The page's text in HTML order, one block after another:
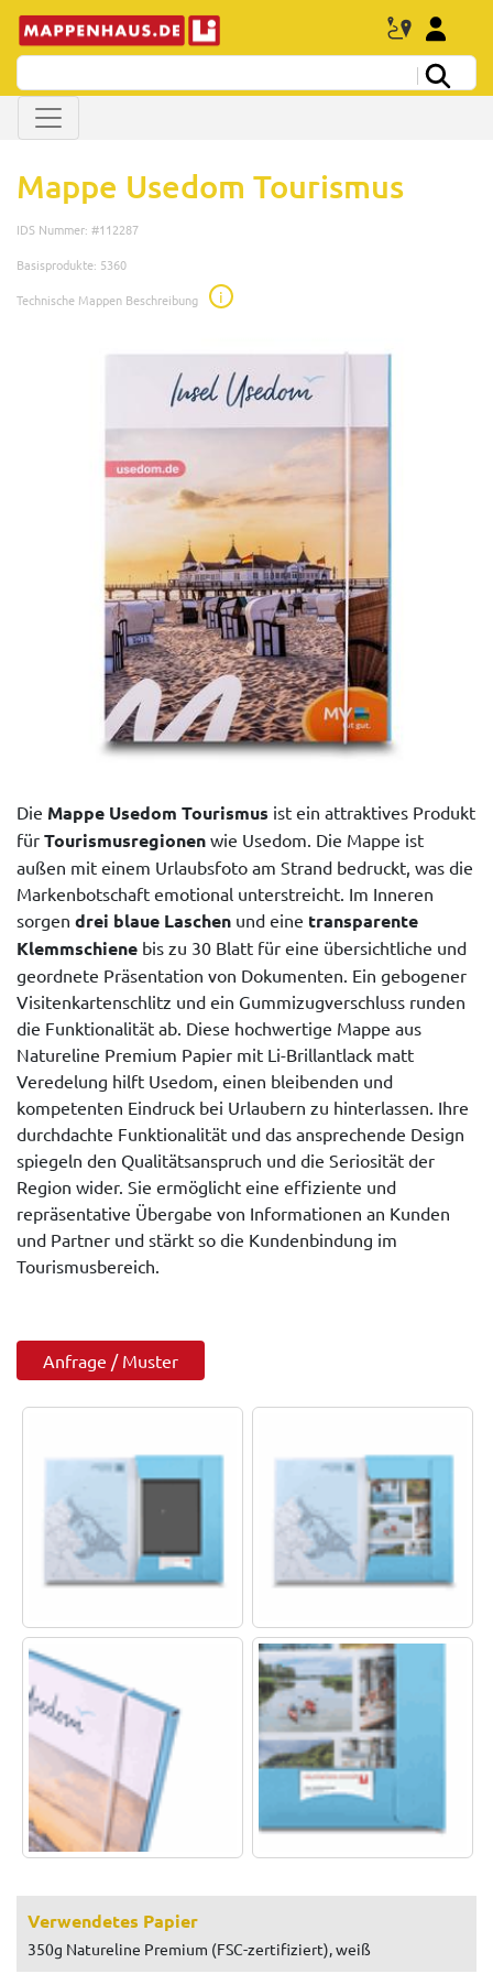
Mappe Usedom Tourismus
IDS Nummer: #112287
Basisprodukte: 5360
Technische Mappen Beschreibung
i
Die Mappe Usedom Tourismus ist ein attraktives Produkt
für Tourismusregionen wie Usedom. Die Mappe ist
außen mit einem Urlaubsfoto am Strand bedruckt, was die
Markenbotschaft emotional unterstreicht. Im Inneren
sorgen drei blaue Laschen und eine transparente
Klemmschiene bis zu 30 Blatt für eine übersichtliche und
geordnete Präsentation von Dokumenten. Ein gebogener
Visitenkartenschlitz und ein Gummizugverschluss runden
die Funktionalität ab. Diese hochwertige Mappe aus
Natureline Premium Papier mit Li-Brillantlack matt
Veredelung hilft Usedom, einen bleibenden und
kompetenten Eindruck bei Urlaubern zu hinterlassen. Ihre
durchdachte Funktionalität und das ansprechende Design
spiegeln den Qualitätsanspruch und die Seriosität der
Region wider. Sie ermöglicht eine effiziente und
repräsentative Übergabe von Informationen an Kunden
und Partner und stärkt so die Kundenbindung im
Tourismusbereich.
Anfrage / Muster
Verwendetes Papier
350g Natureline Premium (FSC-zertifiziert), weiß